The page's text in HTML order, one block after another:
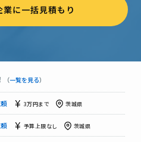
業に一括見積もり
（一覧を見る）
予算上限なし
印刷】の見積もり依頼 3万円まで
予算上限なし
3万円まで 茨城県
予算上限なし 茨城県